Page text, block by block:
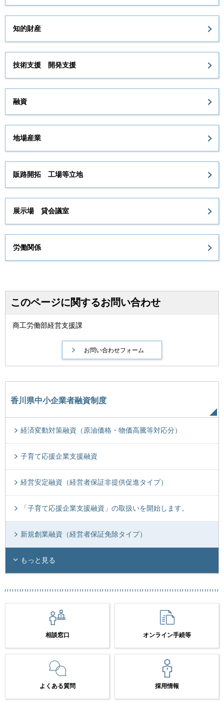
知的財産
技術支援 開発支援
融資
地場産業
販路開拓 工場等立地
展示場 貸会議室
労働関係
このページに関するお問い合わせ
商工労働部経営支援課
香川県中小企業者融資制度
経済変動対策融資（原油価格・物価高騰等対応分）
子育て応援企業支援融資
経営安定融資（経営者保証非提供促進タイプ）
「子育て応援企業支援融資」の取扱いを開始します。
新規創業融資（経営者保証免除タイプ）
もっと見る
相談窓口 オンライン手続等
よくある質問 採用情報